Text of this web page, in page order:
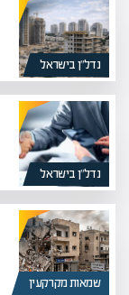
נדל”ן בישראל
נדל”ן בישראל
שמאות מקרקעין